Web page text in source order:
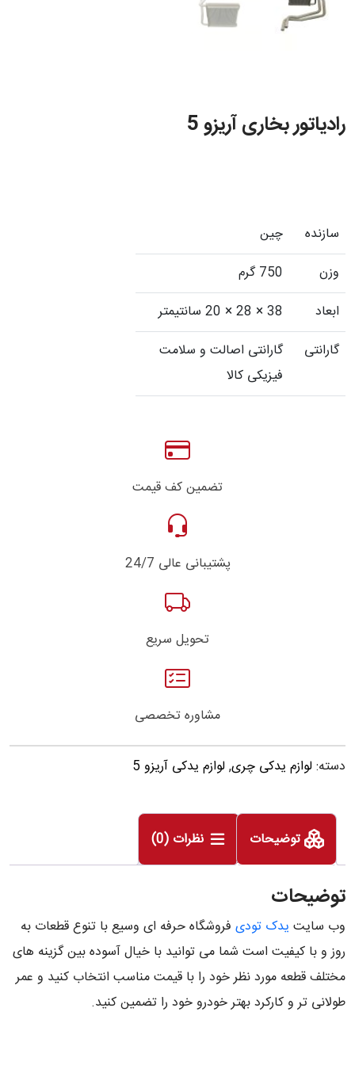
رادیاتور بخاری آریزو 5
سازنده
چین
وزن
750 گرم
ابعاد
38 × 28 × 20 سانتیمتر
گارانتی
گارانتی اصالت و سلامت
فیزیکی کالا
تضمین کف قیمت
پشتیبانی عالی 24/7
تحویل سریع
مشاوره تخصصی
دسته:لوازم یدکی چری,لوازم یدکی آریزو 5
توضیحات نظرات (0)
توضیحات
وب سایت یدک تودی فروشگاه حرفه ای وسیع با تنوع قطعات به
روز و با کیفیت است شما می توانید با خیال آسوده بین گزینه های
مختلف قطعه مورد نظر خود را با قیمت مناسب انتخاب کنید و عمر
طولانی تر و کارکرد بهتر خودرو خود را تضمین کنید.